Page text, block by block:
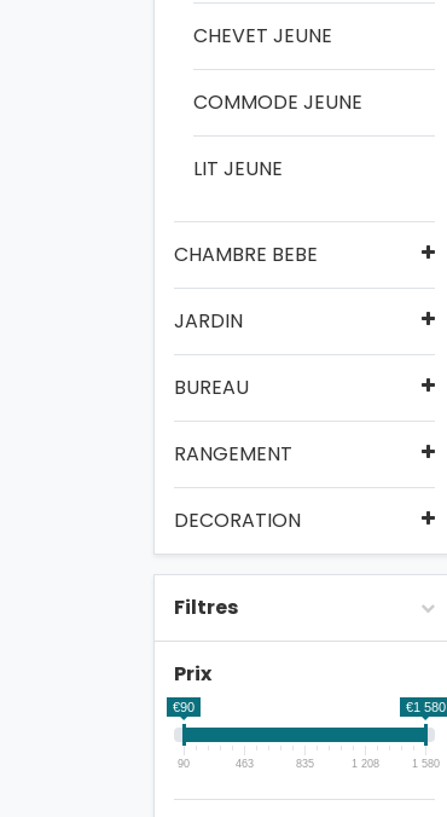
CHEVET JEUNE
COMMODE JEUNE
LIT JEUNE
CHAMBRE BEBE
JARDIN
BUREAU
RANGEMENT
DECORATION
Filtres
Prix
€90 €1 580
90 463 835 1 208 1 580